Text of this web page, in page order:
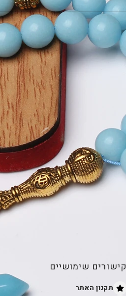
קישורים שימושיים
תקנון האתר